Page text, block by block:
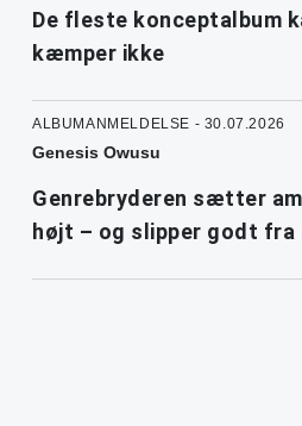
De fleste konceptalbum
kæmper ikke
ALBUMANMELDELSE - 30.07.2026
Genesis Owusu
Genrebryderen sætter
højt – og slipper godt fra